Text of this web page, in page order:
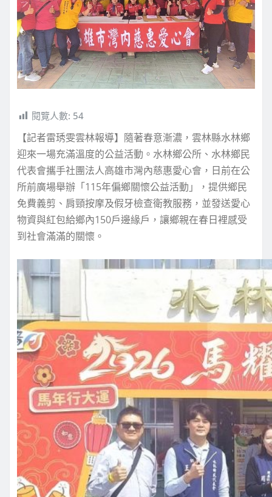
閱覽人數: 54
【記者雷琇雯雲林報導】隨著春意漸濃，雲林縣水林鄉
迎來一場充滿溫度的公益活動。水林鄉公所、水林鄉民
代表會攜手社團法人高雄市灣內慈惠愛心會，日前在公
所前廣場舉辦「115年偏鄉關懷公益活動」，提供鄉民
免費義剪、肩頸按摩及假牙檢查衛教服務，並發送愛心
物資與紅包給鄉內150戶邊緣戶，讓鄉親在春日裡感受
到社會滿滿的關懷。